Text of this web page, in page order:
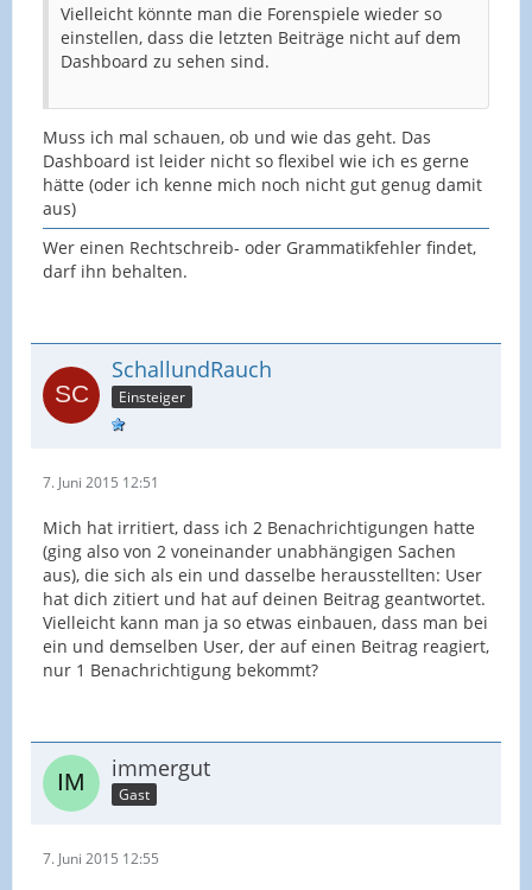
Vielleicht könnte man die Forenspiele wieder so
einstellen, dass die letzten Beiträge nicht auf dem
Dashboard zu sehen sind.
Muss ich mal schauen, ob und wie das geht. Das
Dashboard ist leider nicht so flexibel wie ich es gerne
hätte (oder ich kenne mich noch nicht gut genug damit
aus)
Wer einen Rechtschreib- oder Grammatikfehler findet,
darf ihn behalten.
SchallundRauch
Einsteiger
7. Juni 2015 12:51
Mich hat irritiert, dass ich 2 Benachrichtigungen hatte
(ging also von 2 voneinander unabhängigen Sachen
aus), die sich als ein und dasselbe herausstellten: User
hat dich zitiert und hat auf deinen Beitrag geantwortet.
Vielleicht kann man ja so etwas einbauen, dass man bei
ein und demselben User, der auf einen Beitrag reagiert,
nur 1 Benachrichtigung bekommt?
immergut
Gast
7. Juni 2015 12:55